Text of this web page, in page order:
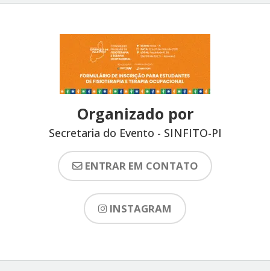
Organizado por
Secretaria do Evento - SINFITO-PI
ENTRAR EM CONTATO
INSTAGRAM